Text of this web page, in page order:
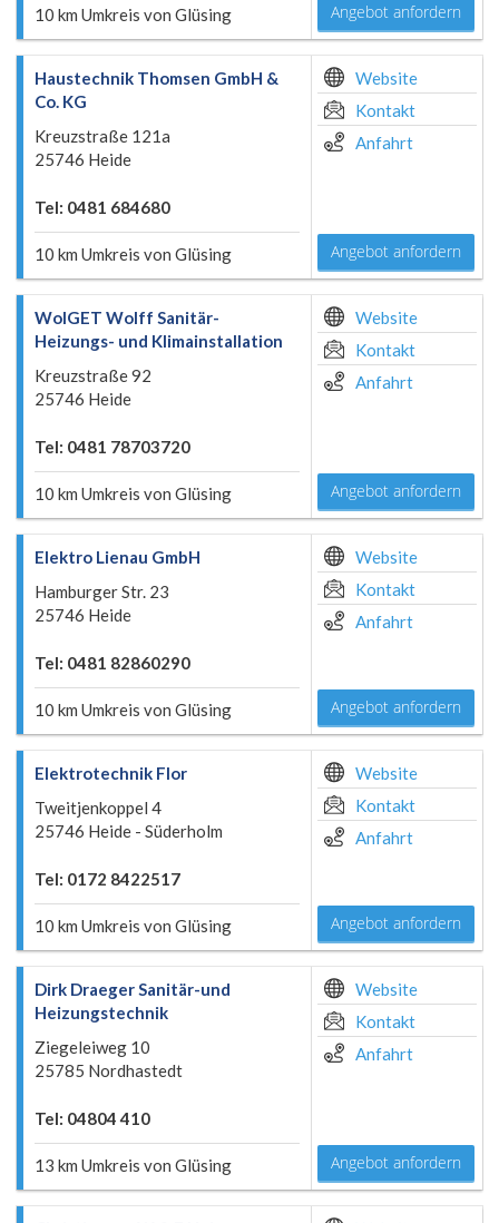
10 km Umkreis von Glüsing Angebot anfordern
Haustechnik Thomsen GmbH &
Co. KG
Kreuzstraße 121a
25746 Heide
Tel: 0481 684680
10 km Umkreis von Glüsing
Website
Kontakt
Anfahrt
Angebot anfordern
WolGET Wolff Sanitär-
Heizungs- und Klimainstallation
Kreuzstraße 92
25746 Heide
Tel: 0481 78703720
10 km Umkreis von Glüsing
Website
Kontakt
Anfahrt
Angebot anfordern
Elektro Lienau GmbH
Hamburger Str. 23
25746 Heide
Tel: 0481 82860290
10 km Umkreis von Glüsing
Website
Kontakt
Anfahrt
Angebot anfordern
Elektrotechnik Flor
Tweitjenkoppel 4
25746 Heide - Süderholm
Tel: 0172 8422517
10 km Umkreis von Glüsing
Website
Kontakt
Anfahrt
Angebot anfordern
Dirk Draeger Sanitär-und
Heizungstechnik
Ziegeleiweg 10
25785 Nordhastedt
Tel: 04804 410
13 km Umkreis von Glüsing
Website
Kontakt
Anfahrt
Angebot anfordern